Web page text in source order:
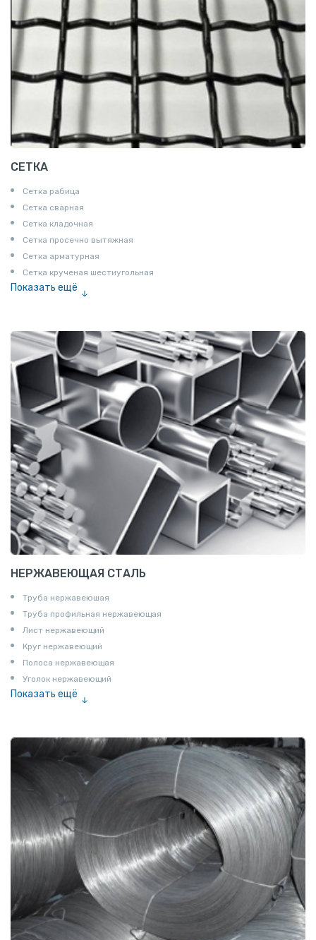
СЕТКА
Сетка рабица
Сетка сварная
Сетка кладочная
Сетка просечно вытяжная
Сетка арматурная
Сетка крученая шестиугольная
Показать ещё
НЕРЖАВЕЮЩАЯ СТАЛЬ
Труба нержавеюшая
Труба профильная нержавеющая
Лист нержавеющий
Круг нержавеющий
Полоса нержавеющая
Уголок нержавеющий
Показать ещё